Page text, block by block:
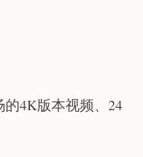
4K版本视频、24